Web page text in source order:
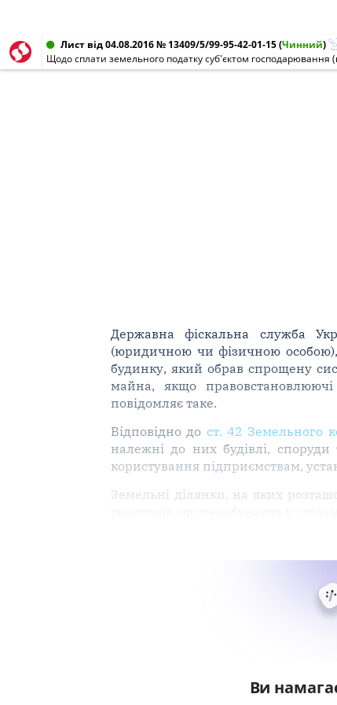
Лист від 04.08.2016 № 13409/5/99-95-42-01-15(Чинний)
Державна фіскальна служба
(юридичною чи фізичною
будинку, який обрав спрощену
майна, якщо
повідомляє таке.
Відповідно до ст. 42 Земельного
належні до них будівлі, споруди
користування підприємствам,
Земельні ділянки, на яких
Ви